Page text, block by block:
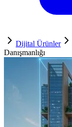
Dijital Ürünler
Danışmanlığı